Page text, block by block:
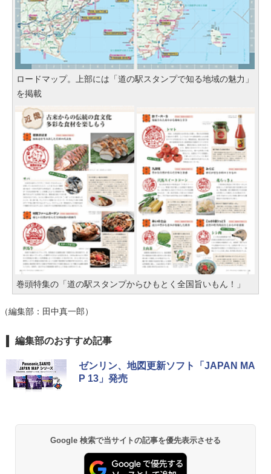
ロードマップ。上部には「道の駅スタンプで知る地域の魅力」
を掲載
巻頭特集の「道の駅スタンプからひもとく全国旨いもん！」
（編集部：田中真一郎）
編集部のおすすめ記事
ゼンリン、地図更新ソフト「JAPAN MA
P 13」発売
Google 検索で当サイトの記事を優先表示させる